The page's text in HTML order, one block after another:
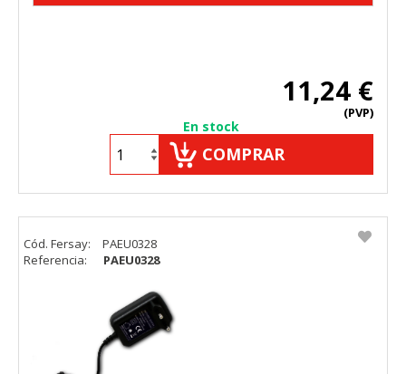
11,24 €
(PVP)
En stock
COMPRAR
Cód. Fersay:
PAEU0328
Referencia:
PAEU0328